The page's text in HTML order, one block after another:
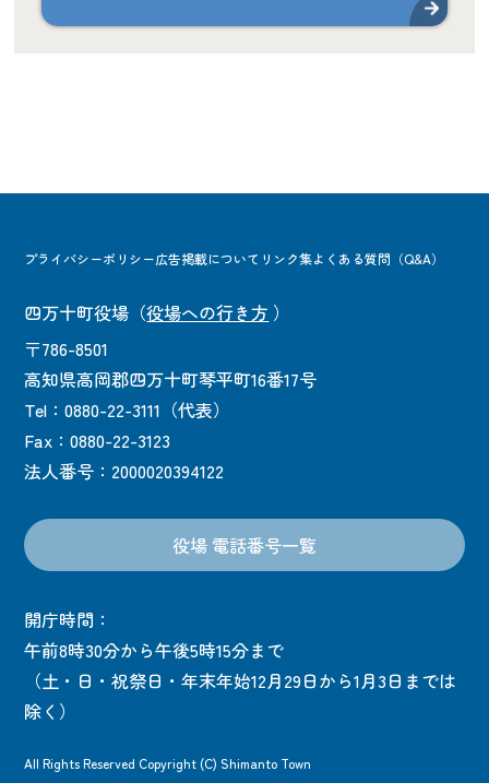
プライバシーポリシー広告掲載について リンク集よくある質問（Q&A）
四万十町役場 （役場への行き方 ）
〒786-8501
高知県高岡郡四万十町琴平町16番17号
Tel：0880-22-3111（代表）
Fax：0880-22-3123
法人番号：2000020394122
役場 電話番号一覧
開庁時間：
午前8時30分から午後5時15分まで
（土・日・祝祭日・年末年始12月29日から1月3日までは
除く）
All Rights Reserved Copyright (C) Shimanto Town